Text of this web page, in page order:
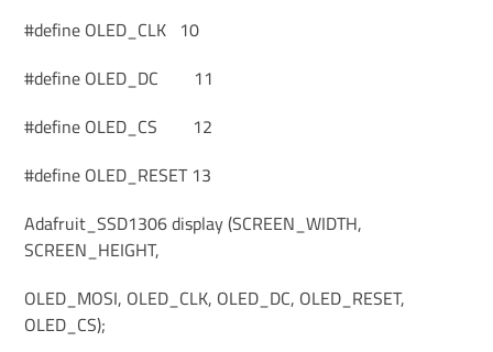
#define OLED_CLK 10
#define OLED_DC 11
#define OLED_CS 12
#define OLED_RESET 13
Adafruit_SSD1306 display (SCREEN_WIDTH,
SCREEN_HEIGHT,
OLED_MOSI, OLED_CLK, OLED_DC, OLED_RESET,
OLED_CS);